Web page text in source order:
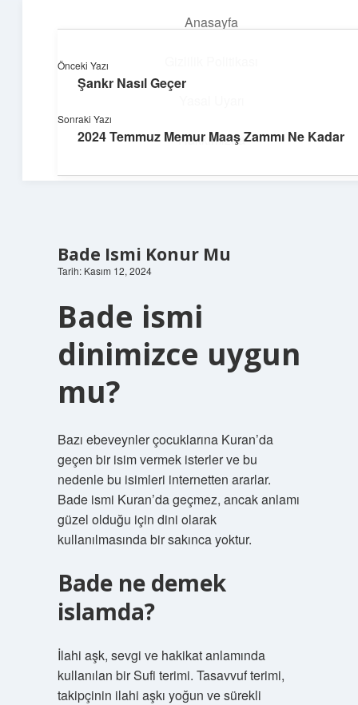
Anasayfa
Hakkımızda
Parlak Fikir Dünyası
Işıltılı önerilerle hayatını canlandır!
Bade Ismi Konur Mu
Tarih: Kasım 12, 2024
Bade ismi
dinimizce uygun
mu?
Bazı ebeveynler çocuklarına Kuran’da
geçen bir isim vermek isterler ve bu
nedenle bu isimleri internetten ararlar.
Bade ismi Kuran’da geçmez, ancak anlamı
güzel olduğu için dini olarak
kullanılmasında bir sakınca yoktur.
Bade ne demek
islamda?
İlahi aşk, sevgi ve hakikat anlamında
kullanılan bir Sufi terimi. Tasavvuf terimi,
takipçinin ilahi aşkı yoğun ve sürekli
Önceki Yazı
Şankr Nasıl Geçer
Sonraki Yazı
2024 Temmuz Memur Maaş Zammı Ne Kadar